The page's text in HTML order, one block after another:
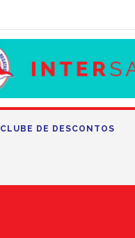
CLUBE DE DESCONTOS